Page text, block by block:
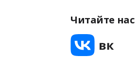
Читайте нас